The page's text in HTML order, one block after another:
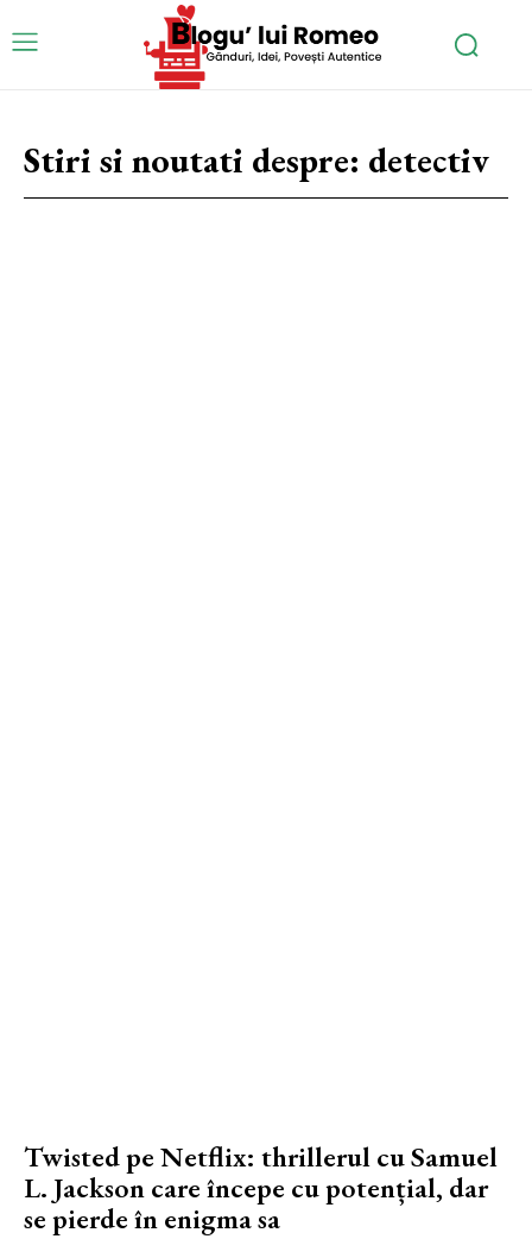
Stiri si noutati despre: detectiv
Twisted pe Netflix: thrillerul cu Samuel
L. Jackson care începe cu potențial, dar
se pierde în enigma sa